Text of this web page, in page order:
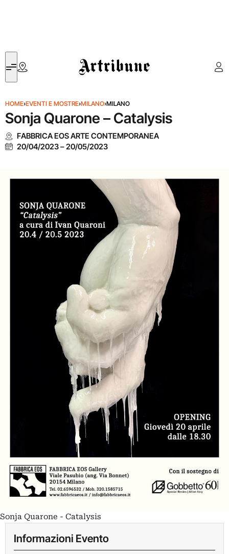
Artribune
HOME›EVENTI E MOSTRE›MILANO›MILANO
Sonja Quarone – Catalysis
FABBRICA EOS ARTE CONTEMPORANEA
20/04/2023–20/05/2023
Sonja Quarone - Catalysis
Informazioni Evento